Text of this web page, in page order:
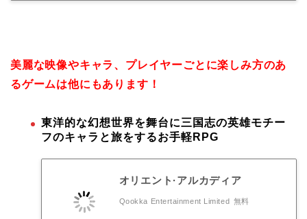
美麗な映像やキャラ、プレイヤーごとに楽しみ方のあ
るゲームは他にもあります！
東洋的な幻想世界を舞台に三国志の英雄モチー
フのキャラと旅をするお手軽RPG
オリエント·アルカディア
Qookka Entertainment Limited 無料